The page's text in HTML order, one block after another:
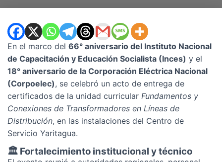
En el marco del 66° aniversario del Instituto Nacional
de Capacitación y Educación Socialista (Inces) y el
18° aniversario de la Corporación Eléctrica Nacional
(Corpoelec), se celebró un acto de entrega de
certificados de la unidad curricular Fundamentos y
Conexiones de Transformadores en Líneas de
Distribución, en las instalaciones del Centro de
Servicio Yaritagua.
🏛️ Fortalecimiento institucional y técnico